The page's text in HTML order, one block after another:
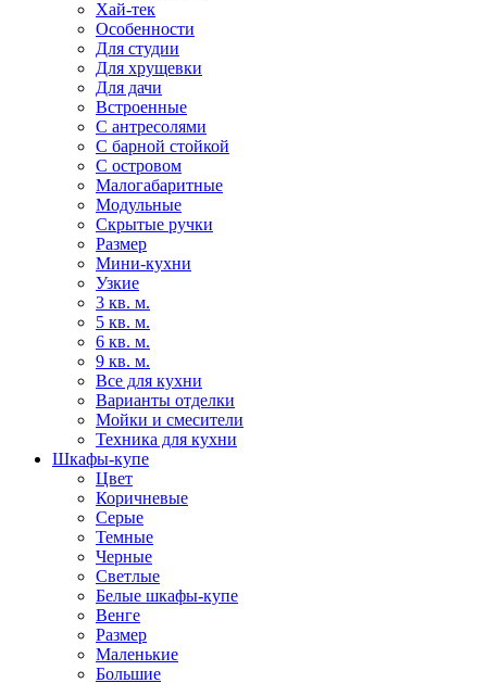
Хай-тек
Особенности
Для студии
Для хрущевки
Для дачи
Встроенные
С антресолями
С барной стойкой
С островом
Малогабаритные
Модульные
Скрытые ручки
Размер
Мини-кухни
Узкие
3 кв. м.
5 кв. м.
6 кв. м.
9 кв. м.
Все для кухни
Варианты отделки
Мойки и смесители
Техника для кухни
Шкафы-купе
Цвет
Коричневые
Серые
Темные
Черные
Светлые
Белые шкафы-купе
Венге
Размер
Маленькие
Большие